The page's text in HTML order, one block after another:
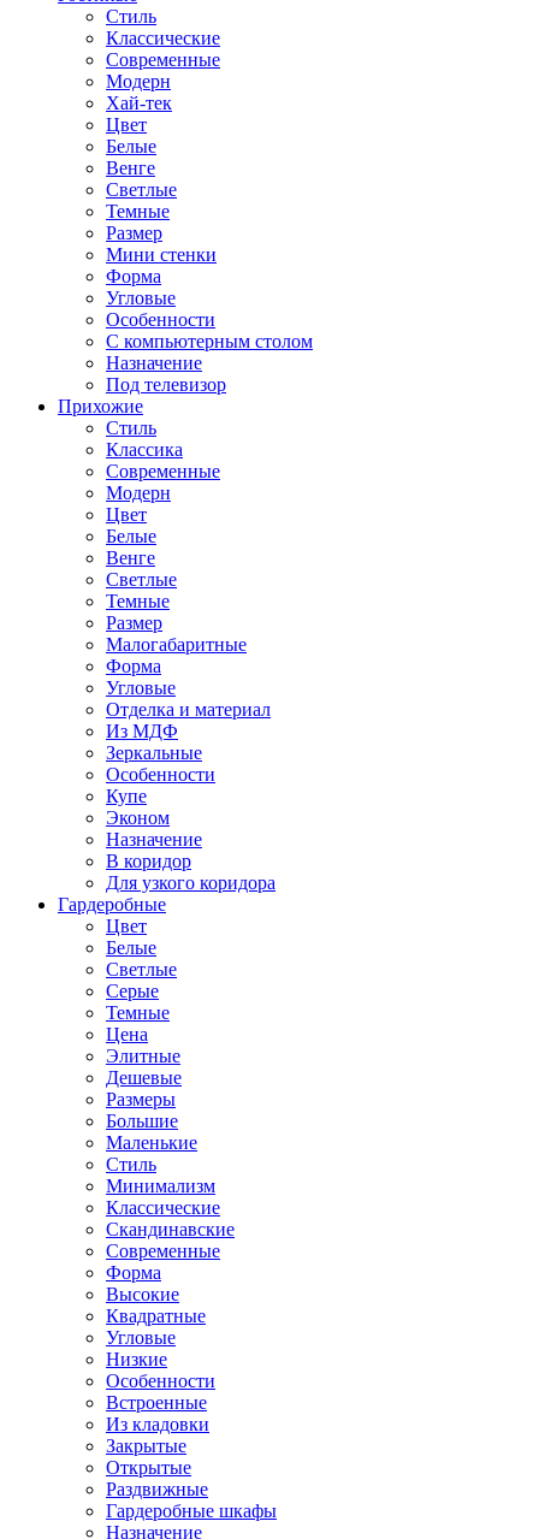
Стиль
Классические
Современные
Модерн
Хай-тек
Цвет
Белые
Венге
Светлые
Темные
Размер
Мини стенки
Форма
Угловые
Особенности
С компьютерным столом
Назначение
Под телевизор
Прихожие
Стиль
Классика
Современные
Модерн
Цвет
Белые
Венге
Светлые
Темные
Размер
Малогабаритные
Форма
Угловые
Отделка и материал
Из МДФ
Зеркальные
Особенности
Купе
Эконом
Назначение
В коридор
Для узкого коридора
Гардеробные
Цвет
Белые
Светлые
Серые
Темные
Цена
Элитные
Дешевые
Размеры
Большие
Маленькие
Стиль
Минимализм
Классические
Скандинавские
Современные
Форма
Высокие
Квадратные
Угловые
Низкие
Особенности
Встроенные
Из кладовки
Закрытые
Открытые
Раздвижные
Гардеробные шкафы
Назначение